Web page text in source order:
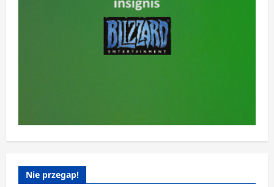
Nie przegap!